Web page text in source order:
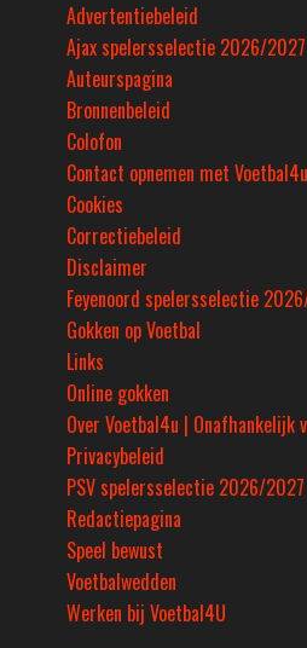
Advertentiebeleid
Ajax spelersselectie 2026/2027
Auteurspagina
Bronnenbeleid
Colofon
Contact opnemen met Voetbal4u
Cookies
Correctiebeleid
Disclaimer
Feyenoord spelersselectie
Gokken op Voetbal
Links
Online gokken
Over Voetbal4u | Onafhankelijk
Privacybeleid
PSV spelersselectie 2026/2027
Redactiepagina
Speel bewust
Voetbalwedden
Werken bij Voetbal4U